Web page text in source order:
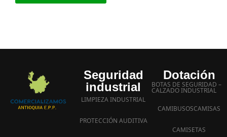
Seguridad
industrial
LIMPIEZA INDUSTRIAL
PROTECCIÓN AUDITIVA
Dotación
BOTAS DE SEGURIDAD –
CALZADO INDUSTRIAL
CAMIBUSOSCAMISAS
CAMISETAS